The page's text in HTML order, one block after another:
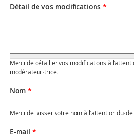
Détail de vos modifications *
Merci de détailler vos modifications à
modérateur·trice.
Nom *
Merci de laisser votre nom à l’attention
E-mail *